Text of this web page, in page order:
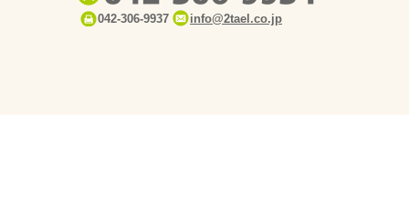
042-306-9937 info@2tael.co.jp